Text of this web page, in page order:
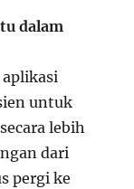
dalam
untuk
lebih
dari
pergi ke